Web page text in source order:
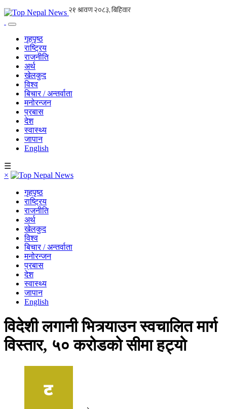
गृहपृष्ठ
राष्ट्रिय
राजनीति
अर्थ
खेलकुद
विश्व
बिचार / अन्तर्वाता
मनोरन्जन
प्रबास
देश
स्वास्थ्य
जापान
English
☰
×
गृहपृष्ठ
राष्ट्रिय
राजनीति
अर्थ
खेलकुद
विश्व
बिचार / अन्तर्वाता
मनोरन्जन
प्रबास
देश
स्वास्थ्य
जापान
English
विदेशी लगानी भित्र्याउन स्वचालित मार्ग
विस्तार, ५० करोडको सीमा हट्यो